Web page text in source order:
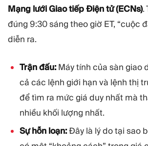
Mạng lưới Giao tiếp Điện tử (ECNs).
đúng 9:30 sáng theo giờ ET, “cuộc
diễn ra.
Trận đấu:Máy tính của sàn giao
cả các lệnh giới hạn và lệnh thị
để tìm ra mức giá duy nhất mà
nhiều khối lượng nhất.
Sự hỗn loạn:Đây là lý do tại sao